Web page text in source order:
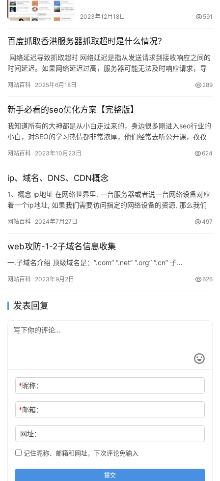
2023年12月18日 591
百度抓取香港服务器抓取超时是什么情况？
​ 网络延迟导致抓取超时 网络延迟是指从发送请求到接收响应之间的
时间延迟。如果网络延迟过高，服务器可能无法及时响应请求，导
网站百科 2025年6月18日 289
新手必看的seo优化方案【完整版】
我知道所有的大神都是从小白走过来的，身边很多刚进入seo行业的
小白，对SEO的学习热情都非常浓厚，他们经常去听公开课，孜孜
网站百科 2023年10月23日 624
ip、域名、DNS、CDN概念
1、概念 ip地址 在网络世界里, 一台服务器或者说一台网络设备对应
着一个ip地址, 如果我们需要访问指定的网络设备的资源, 那么我们
网站百科 2024年7月27日 497
web攻防-1-2子域名信息收集
一.子域名介绍 顶级域名是：”.com” “.net” “.org” “.cn” 子…
网站百科 2023年9月2日 626
发表回复
*昵称：
*邮箱：
网址：
记住昵称、邮箱和网址，下次评论免输入
提交